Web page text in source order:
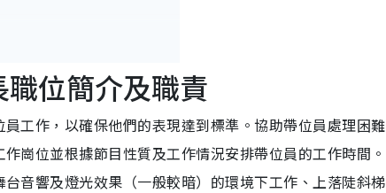
位簡介及職責
工作，以確保他們的表現達到標準。協助帶位員處理困難
崗位並根據節目性質及工作情況安排帶位員的工作時間。
音響及燈光效果（一般較暗）的環境下工作、上落陡斜梯